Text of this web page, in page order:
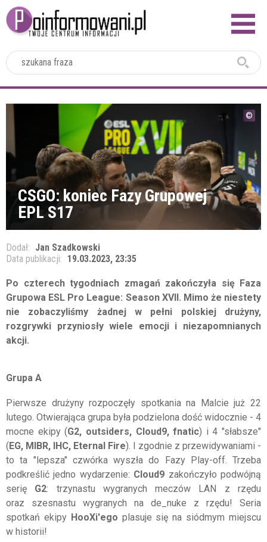
CSGO: koniec Fazy Grupowej
EPL S17
Dodał: Jan Szadkowski
Data publikacji: 19.03.2023, 23:35
Po czterech tygodniach zmagań zakończyła się Faza
Grupowa ESL Pro League: Season XVII. Mimo że niestety
nie zobaczyliśmy żadnej w pełni polskiej drużyny,
rozgrywki przyniosły wiele emocji i niezapomnianych
akcji.
Grupa A
Pierwsze drużyny rozpoczęły spotkania na Malcie już 22
lutego. Otwierająca grupa była podzielona dość widocznie - 4
mocne ekipy (G2, outsiders, Cloud9, fnatic) i 4 "słabsze"
(EG, MIBR, IHC, Eternal Fire). I zgodnie z przewidywaniami -
to ta "lepsza" czwórka wyszła do Fazy Play-off. Trzeba
podkreślić jedno wydarzenie: Cloud9 zakończyło podwójną
serię G2: trzynastu wygranych meczów LAN z rzędu
oraz szesnastu wygranych na de_nuke z rzędu! Seria
spotkań ekipy HooXi'ego plasuje się na siódmym miejscu
w historii!